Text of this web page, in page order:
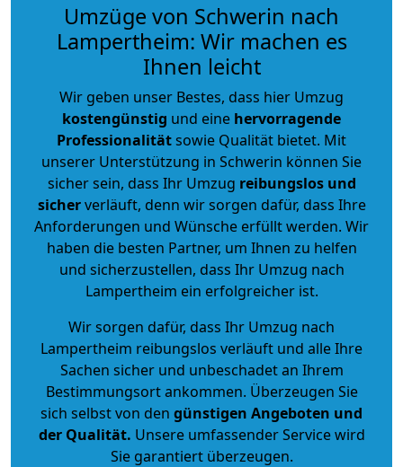
Umzüge von Schwerin nach
Lampertheim: Wir machen es
Ihnen leicht
Wir geben unser Bestes, dass hier Umzug
kostengünstig und eine hervorragende
Professionalitätsowie Qualität bietet. Mit
unserer Unterstützung in Schwerin können Sie
sicher sein, dass Ihr Umzug reibungslos und
sicherverläuft, denn wir sorgen dafür, dass Ihre
Anforderungen und Wünsche erfüllt werden. Wir
haben die besten Partner, um Ihnen zu helfen
und sicherzustellen, dass Ihr Umzug nach
Lampertheim ein erfolgreicher ist.
Wir sorgen dafür, dass Ihr Umzug nach
Lampertheim reibungslos verläuft und alle Ihre
Sachen sicher und unbeschadet an Ihrem
Bestimmungsort ankommen. Überzeugen Sie
sich selbst von den günstigen Angeboten und
der Qualität. Unsere umfassender Service wird
Sie garantiert überzeugen.